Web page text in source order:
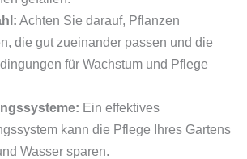
Achten Sie darauf, Pflanzen
die gut zueinander passen und die
für Wachstum und Pflege
Ein effektives
kann die Pflege Ihres Gartens
Wasser sparen.